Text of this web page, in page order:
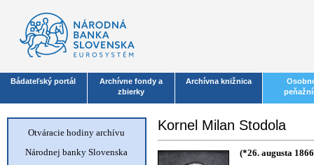
Bádateľský portál
Archívne fondy a
zbierky
Archívna knižnica
Otváracie hodiny archívu
Národnej banky Slovenska
Kornel Milan Stodola
(*26. augusta